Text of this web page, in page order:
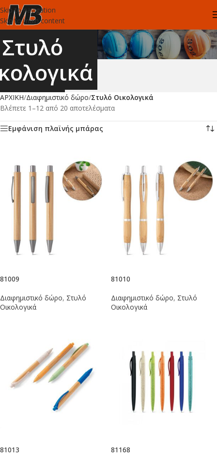
Skip to navigation
Skip to main content
Στυλό
ΑΡΧΙΚΗ/Διαφημιστικό δώρο/Στυλό Οικολογικά
Βλέπετε 1–12 από 20 αποτελέσματα
Εμφάνιση πλαϊνής μπάρας
81009
Διαφημιστικό δώρο, Στυλό
Οικολογικά
81010
Διαφημιστικό δώρο, Στυλό
Οικολογικά
81013 81168